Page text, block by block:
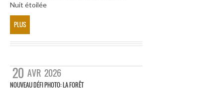
Nuit étoilée
PLUS
20 AVR 2026
NOUVEAU DÉFI PHOTO: LA FORÊT